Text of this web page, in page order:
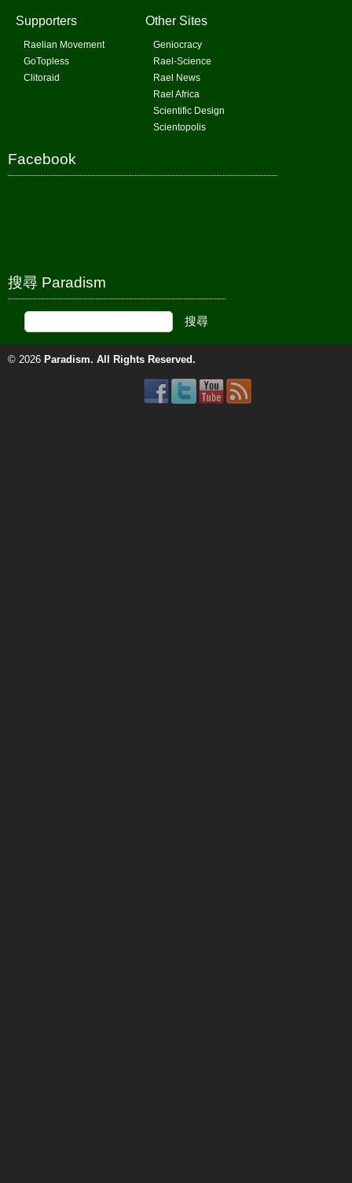
Supporters
Raelian Movement
GoTopless
Clitoraid
Other Sites
Geniocracy
Rael-Science
Rael News
Rael Africa
Scientific Design
Scientopolis
Facebook
搜尋 Paradism
© 2026 Paradism. All Rights Reserved.